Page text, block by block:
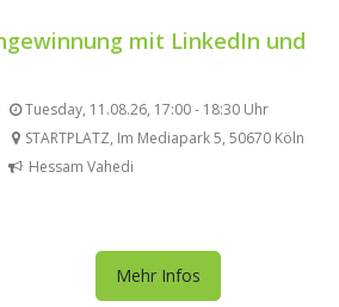
mit LinkedIn und
Tuesday, 11.08.26, 17:00 - 18:30 Uhr
STARTPLATZ, Im Mediapark 5, 50670 Köln
Hessam Vahedi
Mehr Infos